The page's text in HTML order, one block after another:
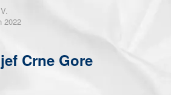
2022
Crne Gore